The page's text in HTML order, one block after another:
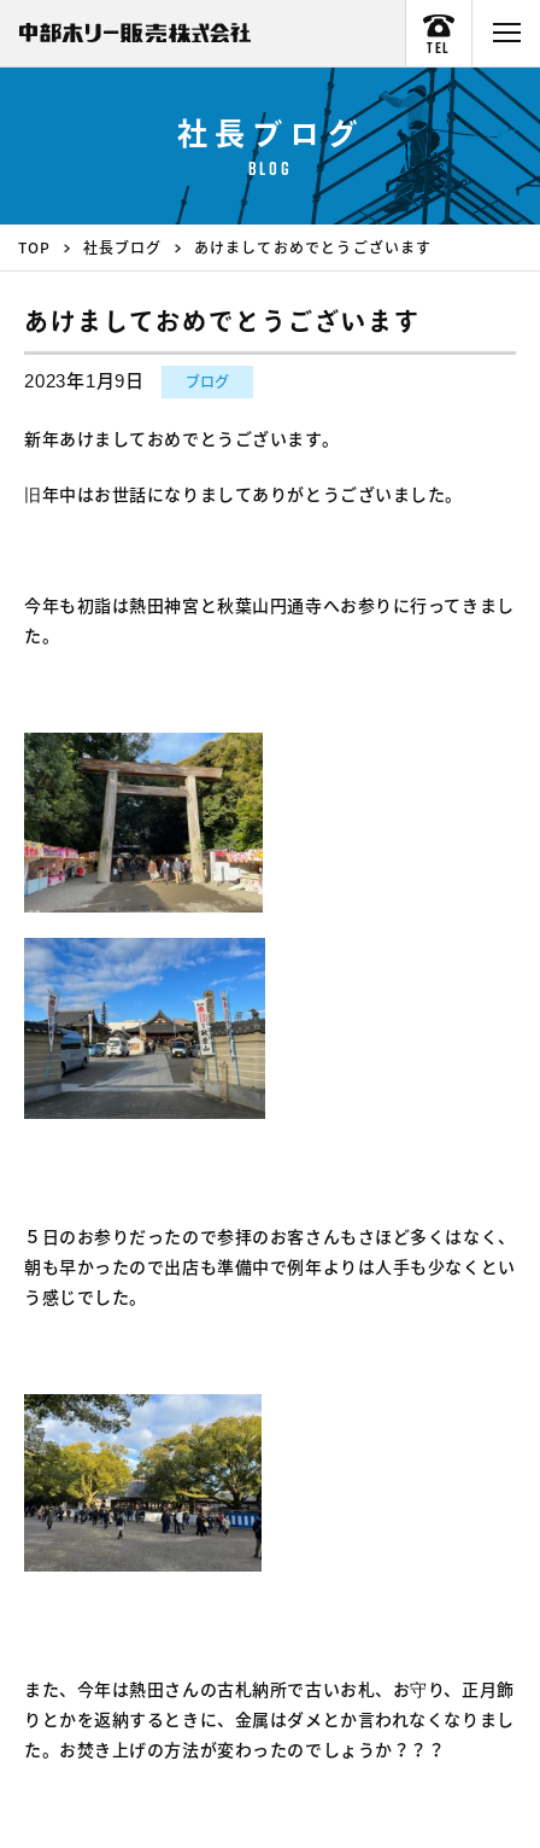
TEL
社長ブログ
BLOG
TOP 社長ブログ あけましておめでとうございます
あけましておめでとうございます
2023年1月9日 ブログ
新年あけましておめでとうございます。
旧年中はお世話になりましてありがとうございました。
今年も初詣は熱田神宮と秋葉山円通寺へお参りに行ってきまし
た。
５日のお参りだったので参拝のお客さんもさほど多くはなく、
朝も早かったので出店も準備中で例年よりは人手も少なくとい
う感じでした。
また、今年は熱田さんの古札納所で古いお札、お守り、正月飾
りとかを返納するときに、金属はダメとか言われなくなりまし
た。お焚き上げの方法が変わったのでしょうか？？？